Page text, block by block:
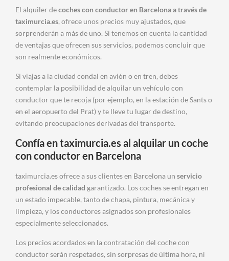
El alquiler decoches con conductor en Barcelona a través de
taximurcia.es, ofrece unos precios muy ajustados, que
sorprenderán a más de uno. Si tenemos en cuenta la cantidad
de ventajas que ofrecen sus servicios, podemos concluir que
son realmente económicos.
Si viajas a la ciudad condal en avión o en tren, debes
contemplar la posibilidad de alquilar un vehículo con
conductor que te recoja (por ejemplo, en la estación de Sants o
en el aeropuerto del Prat) y te lleve tu lugar de destino,
evitando preocupaciones derivadas del transporte.
Confía en taximurcia.es al alquilar un coche
con conductor en Barcelona
taximurcia.es ofrece a sus clientes en Barcelona un servicio
profesional de calidad garantizado. Los coches se entregan en
un estado impecable, tanto de chapa, pintura, mecánica y
limpieza, y los conductores asignados son profesionales
especialmente seleccionados.
Los precios acordados en la contratación del coche con
conductor serán respetados, sin sorpresas de última hora, ni